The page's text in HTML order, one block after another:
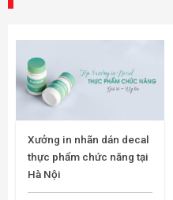
Xưởng in nhãn dán decal
thực phẩm chức năng tại
Hà Nội